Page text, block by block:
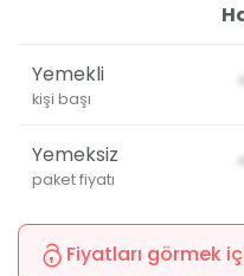
Yemekli
kişi başı
Yemeksiz
paket fiyatı
Fiyatları görmek